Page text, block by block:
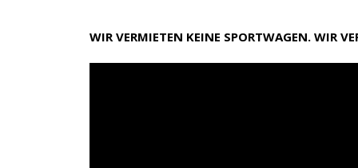
WIR VERMIETEN KEINE SPORTWAGEN. WIR